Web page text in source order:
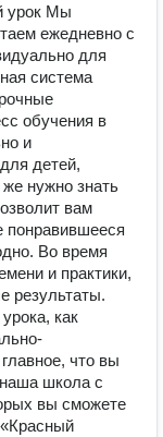
урок Мы
ежедневно с
для
система
обучения в
и
детей,
нужно знать
вам
понравившееся
Во время
и практики,
результаты.
как
что вы
школа с
вы сможете